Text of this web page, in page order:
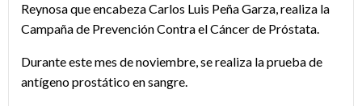
Reynosa que encabeza Carlos Luis Peña Garza, realiza la
Campaña de Prevención Contra el Cáncer de Próstata.
Durante este mes de noviembre, se realiza la prueba de
antígeno prostático en sangre.